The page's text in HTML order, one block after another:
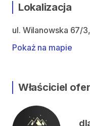
Lokalizacja
ul. Wilanowska 67/
Pokaż na mapie
Właściciel